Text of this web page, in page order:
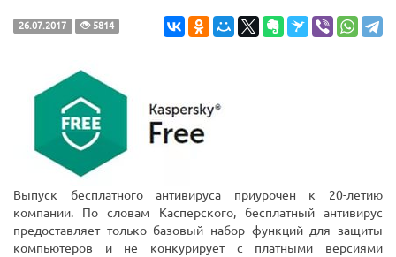
26.07.2017 5814
Выпуск бесплатного антивируса приурочен к 20-летию
компании. По словам Касперского, бесплатный антивирус
предоставляет только базовый набор функций для защиты
компьютеров и не конкурирует с платными версиями